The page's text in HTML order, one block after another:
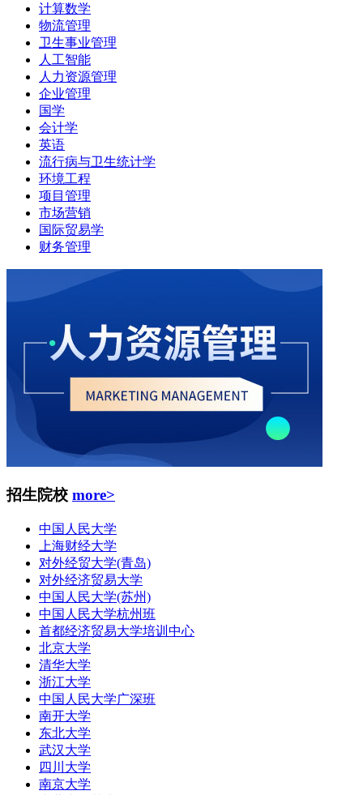
计算数学
物流管理
卫生事业管理
人工智能
人力资源管理
企业管理
国学
会计学
英语
流行病与卫生统计学
环境工程
项目管理
市场营销
国际贸易学
财务管理
招生院校 more>
中国人民大学
上海财经大学
对外经贸大学(青岛)
对外经济贸易大学
中国人民大学(苏州)
中国人民大学杭州班
首都经济贸易大学培训中心
北京大学
清华大学
浙江大学
中国人民大学广深班
南开大学
东北大学
武汉大学
四川大学
南京大学